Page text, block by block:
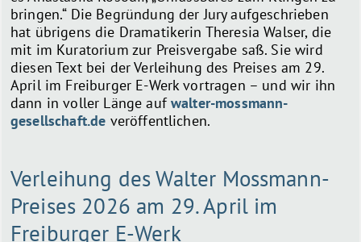
bringen.“ Die Begründung der Jury aufgeschrieben
hat übrigens die Dramatikerin Theresia Walser, die
mit im Kuratorium zur Preisvergabe saß. Sie wird
diesen Text bei der Verleihung des Preises am 29.
April im Freiburger E-Werk vortragen – und wir ihn
dann in voller Länge aufwalter-mossmann-
gesellschaft.de veröffentlichen.
Verleihung des Walter Mossmann-
Preises 2026 am 29. April im
Freiburger E-Werk